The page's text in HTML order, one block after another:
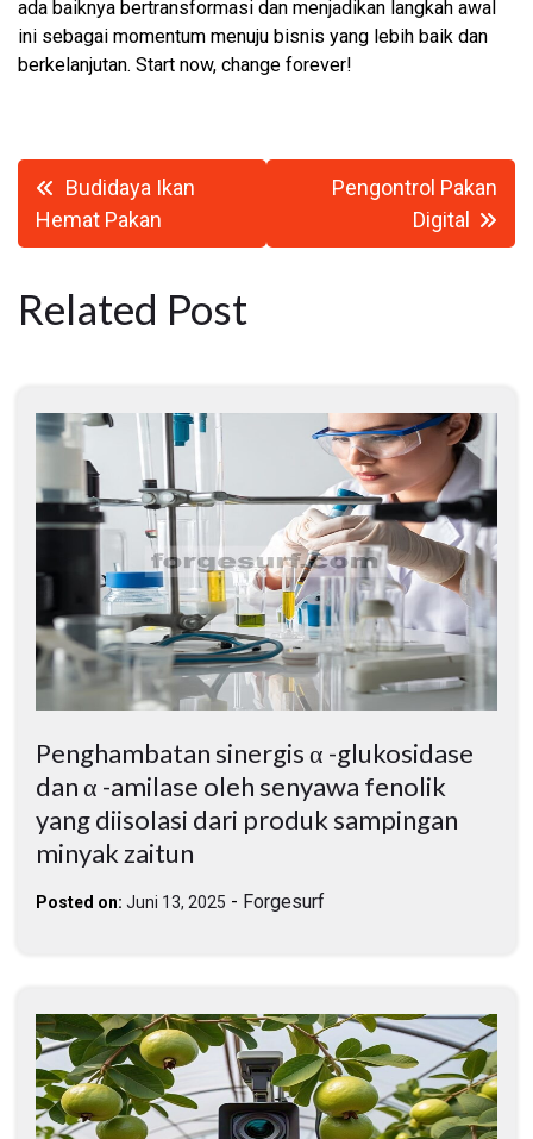
ada baiknya bertransformasi dan menjadikan langkah awal
ini sebagai momentum menuju bisnis yang lebih baik dan
berkelanjutan. Start now, change forever!
Navigasi
pos
Budidaya Ikan
Hemat Pakan
Pengontrol Pakan
Digital
Related Post
Penghambatan sinergis α -glukosidase
dan α -amilase oleh senyawa fenolik
yang diisolasi dari produk sampingan
minyak zaitun
Posted on: Juni 13, 2025 - Forgesurf